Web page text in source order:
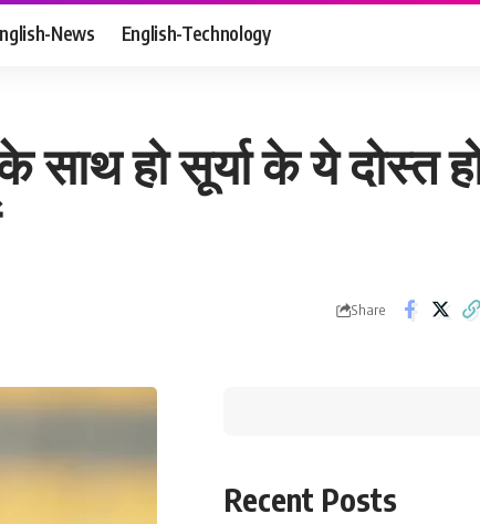
News English-Technology
साथ हो सूर्या के ये दोस्त
Share
Recent Posts